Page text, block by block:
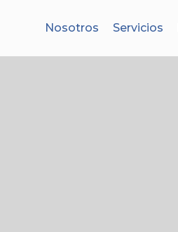
Nosotros Servicios